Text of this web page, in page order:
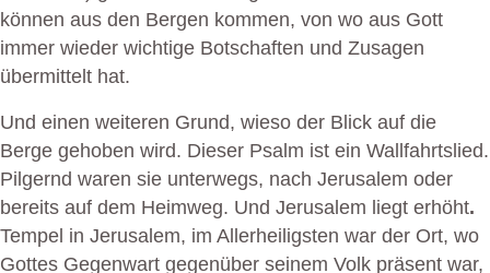
können aus den Bergen kommen, von wo aus Gott
immer wieder wichtige Botschaften und Zusagen
übermittelt hat.
Und einen weiteren Grund, wieso der Blick auf die
Berge gehoben wird. Dieser Psalm ist ein Wallfahrtslied.
Pilgernd waren sie unterwegs, nach Jerusalem oder
bereits auf dem Heimweg. Und Jerusalem liegt erhöht.
Tempel in Jerusalem, im Allerheiligsten war der Ort, wo
Gottes Gegenwart gegenüber seinem Volk präsent war,